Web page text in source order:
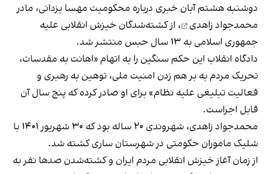
دوشنبه هشتم آبان خبری درباره محکومیت مهسا یزدانی، مادر
محمدجواد زاهدی
، از کشته‌شدگان خیزش انقلابی علیه
جمهوری اسلامی به ۱۳ سال حبس منتشر شد.
دادگاه انقلاب این حکم سنگین را به اتهام «اهانت به مقدسات،
تحریک مردم به بر هم زدن امنیت ملی، توهین به رهبری و
فعالیت تبلیغی علیه نظام» برای او صادر کرده که پنج سال آن
قابل اجراست.
محمدجواد زاهدی، شهروندی ۲۰ ساله بود که ۳۰ شهریور ۱۴۰۱ با
شلیک ماموران حکومتی در شهرستان ساری کشته شد.
از زمان آغاز خیزش انقلابی مردم ایران و کشته‌شدن صدها نفر به